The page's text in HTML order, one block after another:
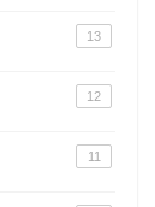
13
12
11